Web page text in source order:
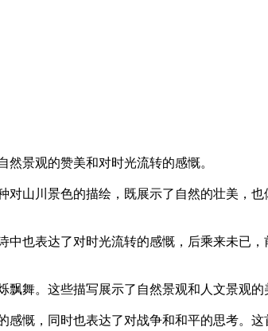
景观的赞美和对时光流转的感慨。
山川景色的描绘，既展示了自然的壮美，
也表达了对时光流转的感慨，后乘来未已
舞。这些描写展示了自然景观和人文景观的
慨，同时也表达了对战争和和平的思考。